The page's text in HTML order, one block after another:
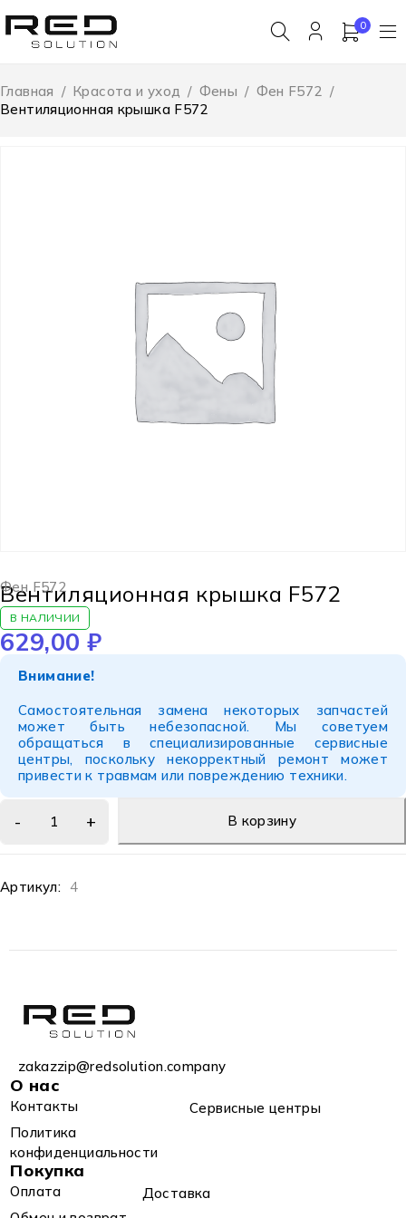
0
Главная / Красота и уход / Фены / Фен F572 /
Вентиляционная крышка F572
Фен F572
Вентиляционная крышка F572
В НАЛИЧИИ
629,00 ₽
Внимание!
Самостоятельная замена некоторых запчастей
может быть небезопасной. Мы советуем
обращаться в специализированные сервисные
центры, поскольку некорректный ремонт может
привести к травмам или повреждению техники.
В корзину
Артикул: 4
zakazzip@redsolution.company
О нас
Контакты
Сервисные центры
Политика
конфиденциальности
Покупка
Оплата
Доставка